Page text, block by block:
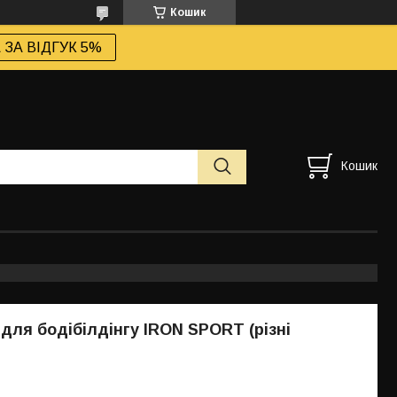
Кошик
ВІДГУК 5%
Кошик
бодібілдінгу IRON SPORT (різні